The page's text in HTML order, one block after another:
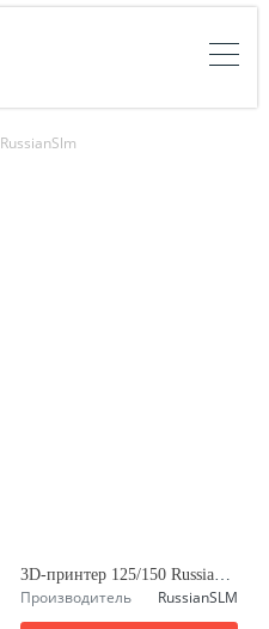
RussianSlm
3D-принтер 125/150 RussianSLM
Производитель
RussianSLM